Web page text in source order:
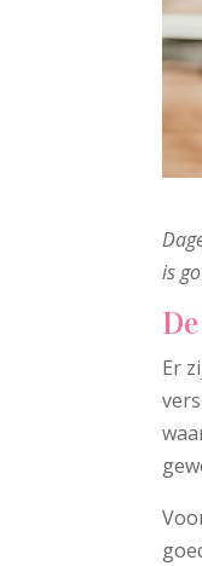
is
Er